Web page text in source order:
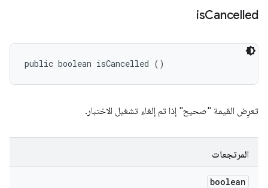
isCancelled
public boolean isCancelled ()
تعرِض القيمة "صحيح" إذا تم إلغاء تشغيل الاختبار.
المرتجعات
boolean